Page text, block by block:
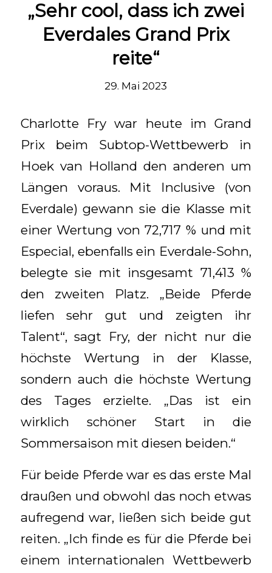
„Sehr cool, dass ich zwei
Everdales Grand Prix
reite“
29. Mai 2023
Charlotte Fry war heute im Grand
Prix beim Subtop-Wettbewerb in
Hoek van Holland den anderen um
Längen voraus. Mit Inclusive (von
Everdale) gewann sie die Klasse mit
einer Wertung von 72,717 % und mit
Especial, ebenfalls ein Everdale-Sohn,
belegte sie mit insgesamt 71,413 %
den zweiten Platz. „Beide Pferde
liefen sehr gut und zeigten ihr
Talent“, sagt Fry, der nicht nur die
höchste Wertung in der Klasse,
sondern auch die höchste Wertung
des Tages erzielte. „Das ist ein
wirklich schöner Start in die
Sommersaison mit diesen beiden.“
Für beide Pferde war es das erste Mal
draußen und obwohl das noch etwas
aufregend war, ließen sich beide gut
reiten. „Ich finde es für die Pferde bei
einem internationalen Wettbewerb